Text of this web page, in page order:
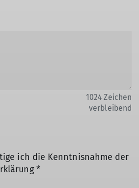
1024 Zeichen
verbleibend
ich die Kenntnisnahme der
*